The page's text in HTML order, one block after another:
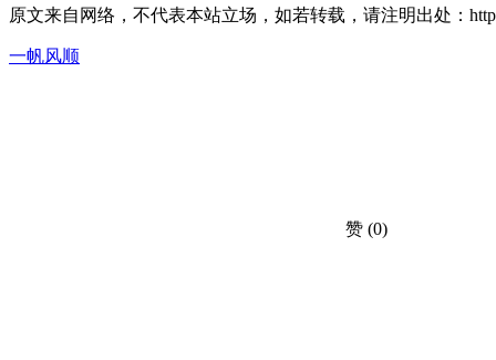
原文来自网络，不代表本站立场，如若转载，请注明出处：
一帆风顺
赞 (0)